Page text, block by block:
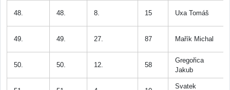
48. 48. 8. 15 Uxa Tomáš
49. 49. 27. 87 Mařík Michal
50. 50. 12. 58
Gregořica
Jakub
Svatek